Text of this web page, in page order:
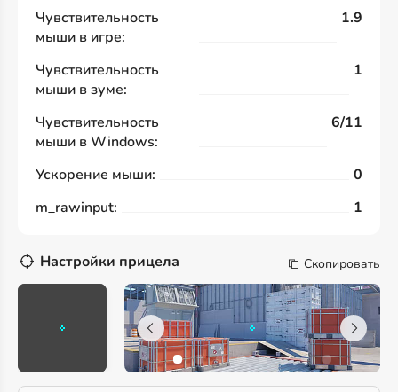
Чувствительность
мыши в игре:
1.9
Чувствительность
мыши в зуме:
1
Чувствительность
мыши в Windows:
6/11
Ускорение мыши:
0
m_rawinput:
1
Настройки прицела Скопировать